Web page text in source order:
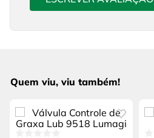
Quem viu, viu também!